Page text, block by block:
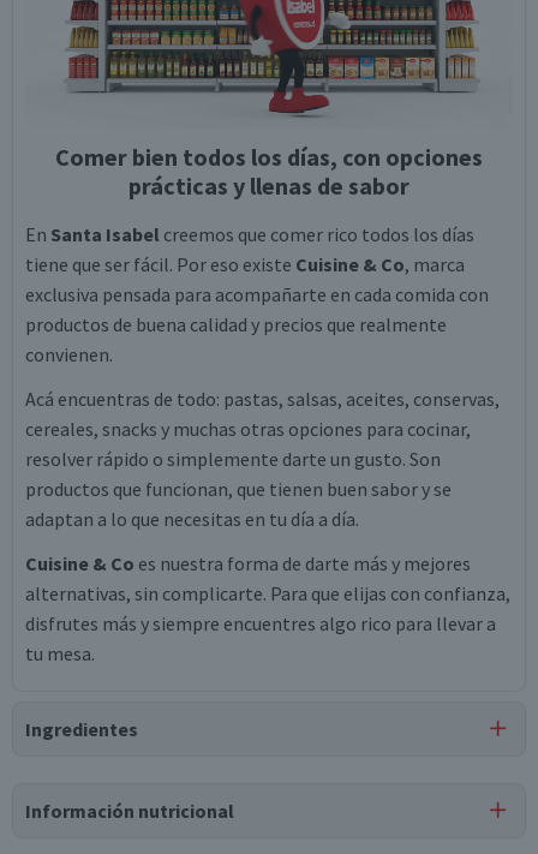
Comer bien todos los días, con opciones
prácticas y llenas de sabor
En Santa Isabel creemos que comer rico todos los días
tiene que ser fácil. Por eso existe Cuisine & Co, marca
exclusiva pensada para acompañarte en cada comida con
productos de buena calidad y precios que realmente
convienen.
Acá encuentras de todo: pastas, salsas, aceites, conservas,
cereales, snacks y muchas otras opciones para cocinar,
resolver rápido o simplemente darte un gusto. Son
productos que funcionan, que tienen buen sabor y se
adaptan a lo que necesitas en tu día a día.
Cuisine & Co es nuestra forma de darte más y mejores
alternativas, sin complicarte. Para que elijas con confianza,
disfrutes más y siempre encuentres algo rico para llevar a
tu mesa.
Ingredientes
Información nutricional